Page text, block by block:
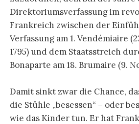
Direktoriumsverfassung im
Frankreich zwischen der
Verfassung am 1. Vendémiaire
1795) und dem Staatsstreich
Bonaparte am 18. Brumaire (9.
Damit sinkt zwar die Chance,
die Stühle „besessen“ – oder
wie das Kinder tun. Er hat